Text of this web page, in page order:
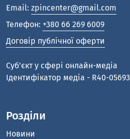
Email: zpincenter@gmail.com
Телефон: +380 66 269 6009
Договір публічної оферти
Cуб'єкт у сфері онлайн-медіа
Ідентифікатор медіа - R40-05693
Розділи
Новини